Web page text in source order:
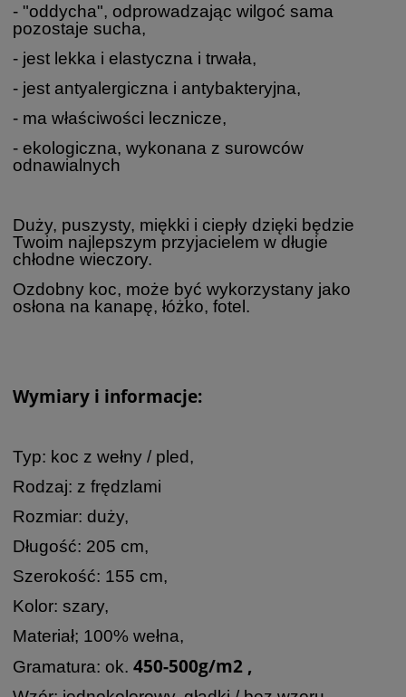
- "oddycha", odprowadzając wilgoć sama
pozostaje sucha,
- jest lekka i elastyczna i trwała,
- jest antyalergiczna i antybakteryjna,
- ma właściwości lecznicze,
- ekologiczna, wykonana z surowców
odnawialnych
Duży, puszysty, miękki i ciepły dzięki będzie
Twoim najlepszym przyjacielem w długie
chłodne wieczory.
Ozdobny koc, może być wykorzystany jako
osłona na kanapę, łóżko, fotel.
Wymiary i informacje:
Typ: koc z wełny / pled,
Rodzaj: z frędzlami
Rozmiar: duży,
Długość: 205 cm,
Szerokość: 155 cm,
Kolor: szary,
Materiał; 100% wełna,
Gramatura: ok. 450-500g/m2 ,